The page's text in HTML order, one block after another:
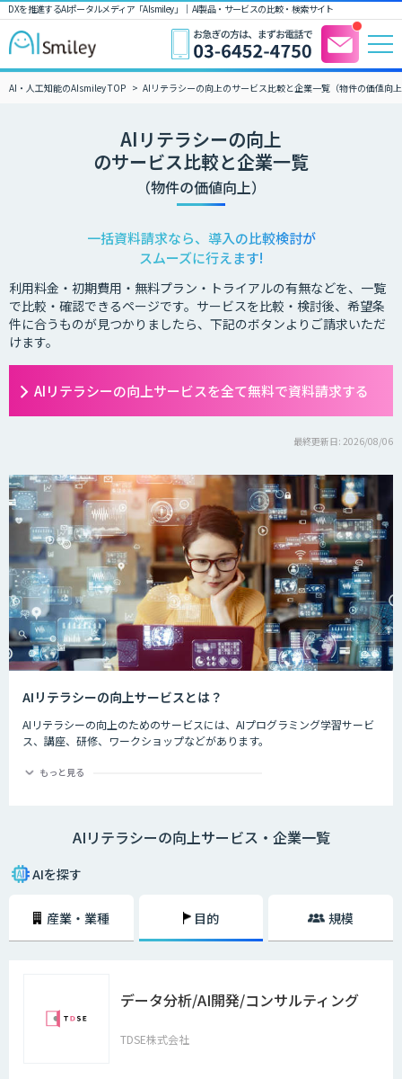
DXを推進するAIポータルメディア「AIsmiley」｜ AI製品・サービスの比較・検索サイト
AI・人工知能のAIsmiley TOP AIリテラシーの向上のサービス比較と企業一覧（物件の価値向
AIリテラシーの向上
のサービス比較と企業一覧
（物件の価値向上）
一括資料請求なら、導入の比較検討が
スムーズに行えます!
利用料金・初期費用・無料プラン・トライアルの有無などを、一覧
で比較・確認できるページです。サービスを比較・検討後、希望条
件に合うものが見つかりましたら、下記のボタンよりご請求いただ
けます。
AIリテラシーの向上サービスを全て無料で資料請求する
最終更新日: 2026/08/06
AIリテラシーの向上サービスとは？
AIリテラシーの向上のためのサービスには、AIプログラミング学習サービ
ス、講座、研修、ワークショップなどがあります。
情報処理推進機構の調べでは、AI人材の獲得・確保状況についてIT企業の
しています。 AIを扱えるエンジニアがいない、AIを導入するプロジェクト
するには、チームのAIリテラシー向上が大切です。
もっと見る
AIリテラシーの向上サービス・企業一覧
AIを探す
産業・業種 目的 規模
データ分析/AI開発/コンサルティング
TDSE株式会社